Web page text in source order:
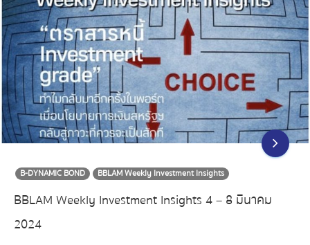
B-DYNAMIC BOND BBLAM Weekly Investment Insights
BBLAM Weekly Investment Insights 4 – 8 มีนาคม
2024